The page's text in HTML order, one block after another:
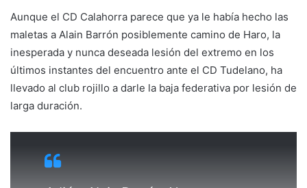
Aunque el CD Calahorra parece que ya le había hecho las
maletas a Alain Barrón posiblemente camino de Haro, la
inesperada y nunca deseada lesión del extremo en los
últimos instantes del encuentro ante el CD Tudelano, ha
llevado al club rojillo a darle la baja federativa por lesión de
larga duración.